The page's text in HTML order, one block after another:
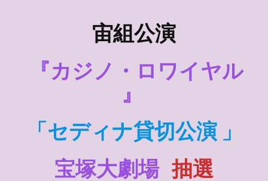
宙組公演
『カジノ・ロワイヤル
』
「セディナ貸切公演 」
宝塚大劇場 抽選